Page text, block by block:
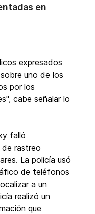
en
expresados
uno de los
por los
cabe señalar lo
falló
rastreo
La policía usó
de teléfonos
a un
realizó un
que